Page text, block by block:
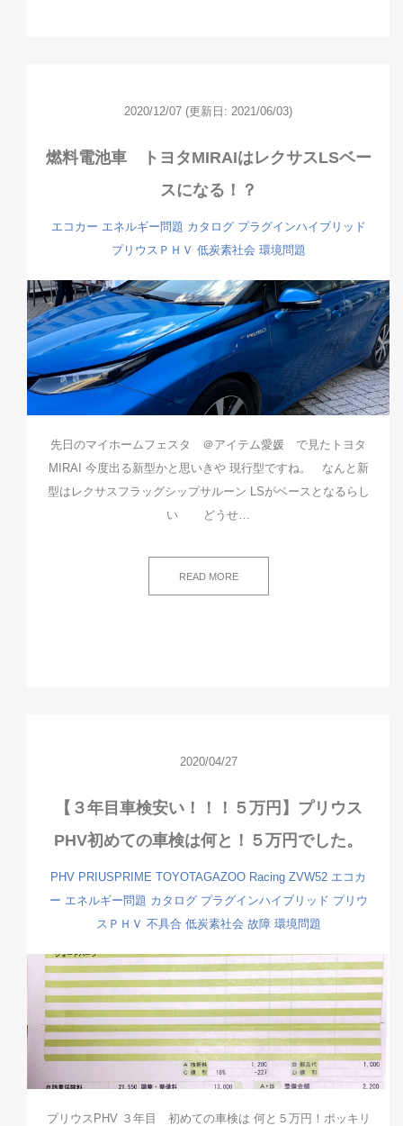
2020/12/07 (更新日: 2021/06/03)
燃料電池車 トヨタMIRAIはレクサスLSベー
スになる！？
エコカー エネルギー問題 カタログ プラグインハイブリッド
プリウスＰＨＶ 低炭素社会 環境問題
先日のマイホームフェスタ ＠アイテム愛媛 で見たトヨタ
MIRAI 今度出る新型かと思いきや 現行型ですね。 なんと新
型はレクサスフラッグシップサルーン LSがベースとなるらし
い どうせ…
READ MORE
2020/04/27
【３年目車検安い！！！５万円】プリウス
PHV初めての車検は何と！５万円でした。
PHV PRIUSPRIME TOYOTAGAZOO Racing ZVW52 エコカ
ー エネルギー問題 カタログ プラグインハイブリッド プリウ
スＰＨＶ 不具合 低炭素社会 故障 環境問題
プリウスPHV ３年目 初めての車検は 何と５万円！ポッキリ